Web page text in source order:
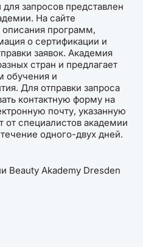
запросов представлен
На сайте
программ,
о сертификации и
заявок. Академия
стран и предлагает
обучения и
Для отправки запроса
контактную форму на
почту, указанную
от специалистов академии
одного-двух дней.